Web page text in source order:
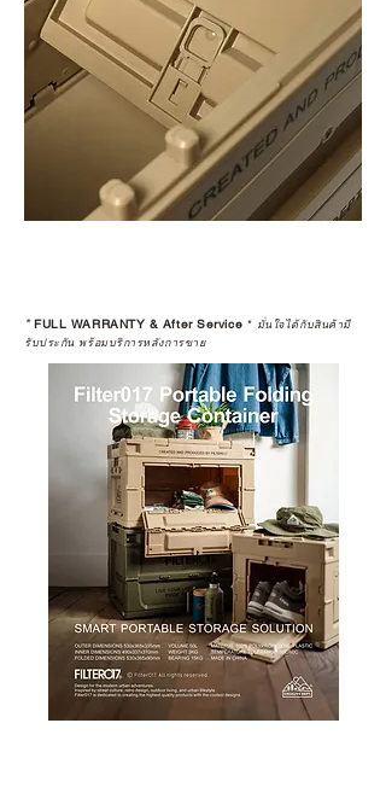
*FULL WARRANTY & After Service * มั่นใจได้กับสินค้ามี
รับประกัน พร้อมบริการหลังการขาย